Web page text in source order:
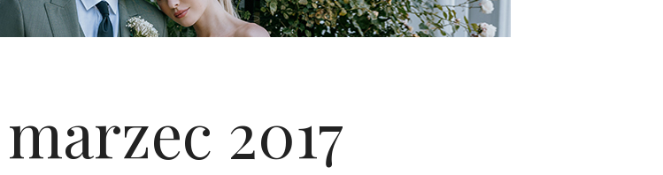
marzec 2017